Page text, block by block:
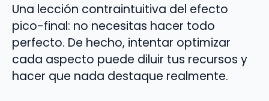
Una lección contraintuitiva del efecto
pico-final: no necesitas hacer todo
perfecto. De hecho, intentar optimizar
cada aspecto puede diluir tus recursos y
hacer que nada destaque realmente.